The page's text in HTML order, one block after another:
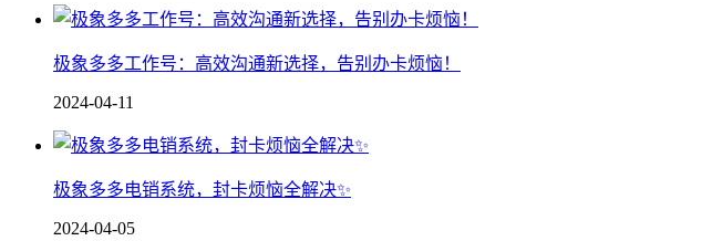
极象多多工作号：高效沟通新选择，告别办卡烦恼！
2024-04-11
极象多多电销系统，封卡烦恼全解决✨
2024-04-05